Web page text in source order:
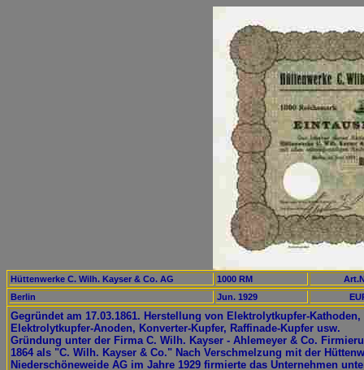
Hüttenwerke C. Wilh. Kayser & Co. AG 1000 RM
Berlin
Jun. 1929
Gegründet am 17.03.1861. Herstellung von Elektrolytkupfer-Kathoden,
Elektrolytkupfer-Anoden, Konverter-Kupfer, Raffinade-Kupfer usw.
Gründung unter der Firma C. Wilh. Kayser - Ahlemeyer & Co.
1864 als "C. Wilh. Kayser & Co." Nach Verschmelzung mit der
Niederschöneweide AG im Jahre 1929 firmierte das Unternehmen